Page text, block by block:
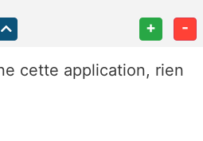
+ -
cette application, rien